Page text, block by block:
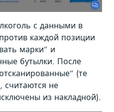
с данными в
каждой позиции
марки” и
бутылки. После
(те
считаются не
из накладной).